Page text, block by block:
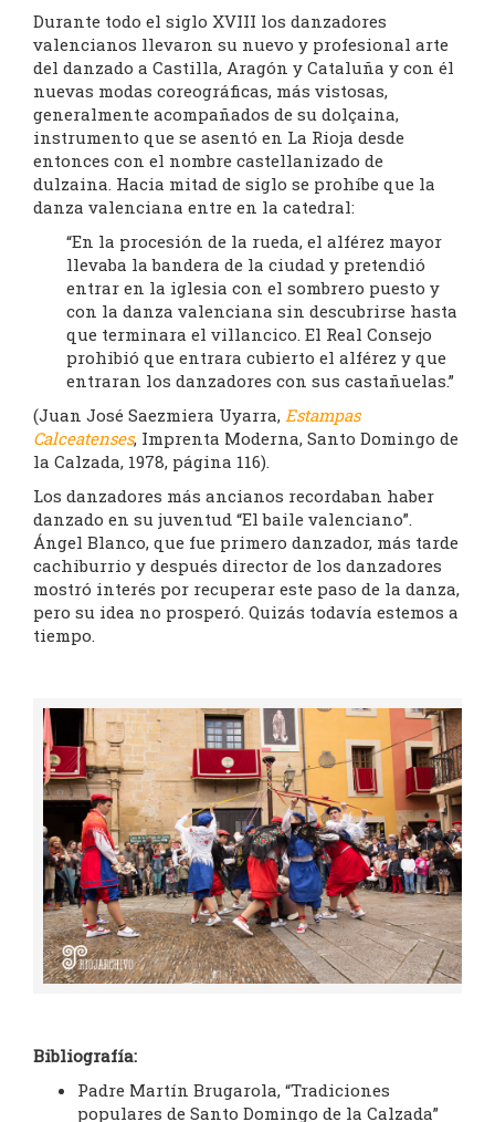
Durante todo el siglo XVIII los danzadores
valencianos llevaron su nuevo y profesional arte
del danzado a Castilla, Aragón y Cataluña y con él
nuevas modas coreográficas, más vistosas,
generalmente acompañados de su dolçaina,
instrumento que se asentó en La Rioja desde
entonces con el nombre castellanizado de
dulzaina. Hacia mitad de siglo se prohíbe que la
danza valenciana entre en la catedral:
“En la procesión de la rueda, el alférez mayor
llevaba la bandera de la ciudad y pretendió
entrar en la iglesia con el sombrero puesto y
con la danza valenciana sin descubrirse hasta
que terminara el villancico. El Real Consejo
prohibió que entrara cubierto el alférez y que
entraran los danzadores con sus castañuelas.”
(Juan José Saezmiera Uyarra, Estampas
Calceatenses, Imprenta Moderna, Santo Domingo de
la Calzada, 1978, página 116).
Los danzadores más ancianos recordaban haber
danzado en su juventud “El baile valenciano”.
Ángel Blanco, que fue primero danzador, más tarde
cachiburrio y después director de los danzadores
mostró interés por recuperar este paso de la danza,
pero su idea no prosperó. Quizás todavía estemos a
tiempo.
Bibliografía:
Padre Martín Brugarola, “Tradiciones
populares de Santo Domingo de la Calzada”